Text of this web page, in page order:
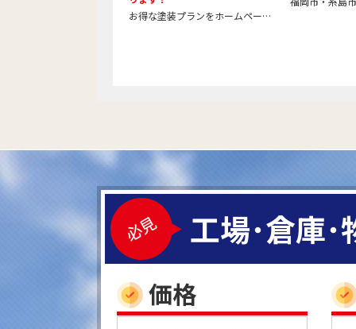
お得な塗装プランをホームページでご紹介しています。 是非一度ご覧ください！ 塗装メニュー一覧はこちら
工場･倉庫･
価格